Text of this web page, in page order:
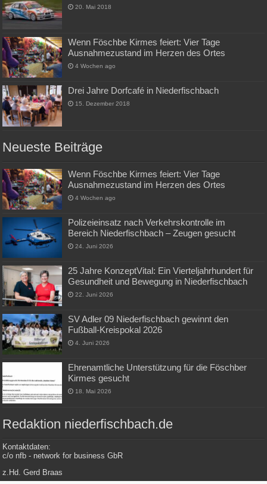
20. Mai 2018
Wenn Föschbe Kirmes feiert: Vier Tage
Ausnahmezustand im Herzen des Ortes
4 Wochen ago
Drei Jahre Dorfcafé in Niederfischbach
15. Dezember 2018
Neueste Beiträge
Wenn Föschbe Kirmes feiert: Vier Tage
Ausnahmezustand im Herzen des Ortes
4 Wochen ago
Polizeieinsatz nach Verkehrskontrolle im
Bereich Niederfischbach – Zeugen gesucht
24. Juni 2026
25 Jahre KonzeptVital: Ein Vierteljahrhundert für
Gesundheit und Bewegung in Niederfischbach
22. Juni 2026
SV Adler 09 Niederfischbach gewinnt den
Fußball-Kreispokal 2026
4. Juni 2026
Ehrenamtliche Unterstützung für die Föschber
Kirmes gesucht
18. Mai 2026
Redaktion niederfischbach.de
Kontaktdaten:
c/o nfb - network for business GbR
z.Hd. Gerd Braas